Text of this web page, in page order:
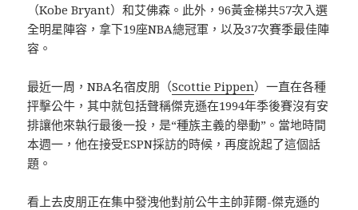
（Kobe Bryant）和艾佛森。此外，96黃金梯共57次入選
全明星陣容，拿下19座NBA總冠軍，以及37次賽季最佳陣
容。
最近一周，NBA名宿皮朋（Scottie Pippen）一直在各種
抨擊公牛，其中就包括聲稱傑克遜在1994年季後賽沒有安
排讓他來執行最後一投，是“種族主義的舉動”。當地時間
本週一，他在接受ESPN採訪的時候，再度說起了這個話
題。
看上去皮朋正在集中發洩他對前公牛主帥菲爾-傑克遜的